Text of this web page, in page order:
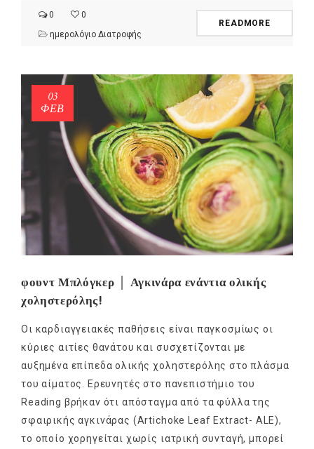
0
0
ημερολόγιο Διατροφής
READMORE
03
ΦΕΒ
φουντ Μπλόγκερ │ Αγκινάρα ενάντια ολικής
χοληστερόλης!
Οι καρδιαγγειακές παθήσεις είναι παγκοσμίως οι
κύριες αιτίες θανάτου και συσχετίζονται με
αυξημένα επίπεδα ολικής χοληστερόλης στο πλάσμα
του αίματος. Ερευνητές στο πανεπιστήμιο του
Reading βρήκαν ότι απόσταγμα από τα φύλλα της
σφαιρικής αγκινάρας (Artichoke Leaf Extract- ALE),
το οποίο χορηγείται χωρίς ιατρική συνταγή, μπορεί